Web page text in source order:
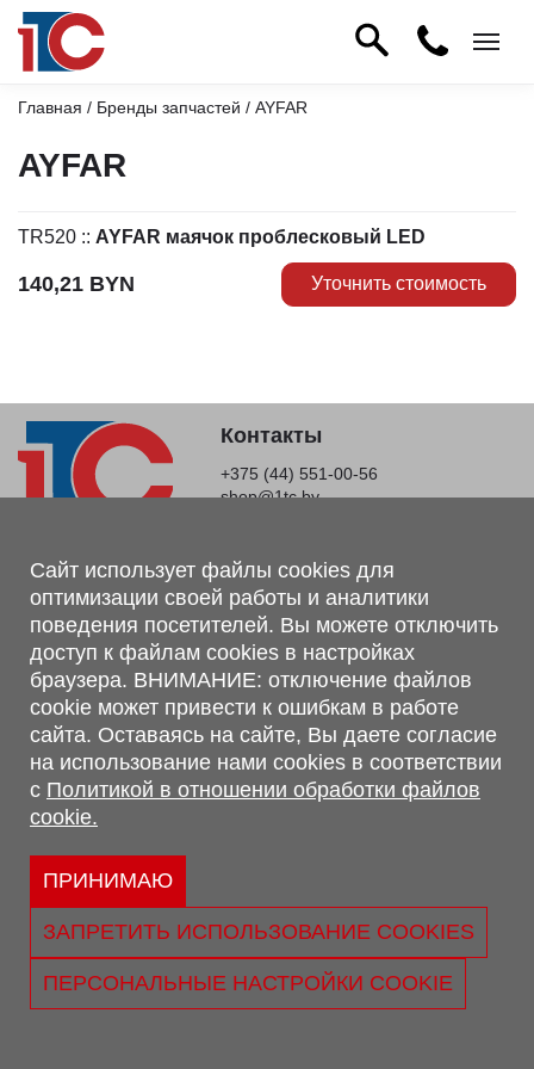
Главная / Бренды запчастей / AYFAR
AYFAR
TR520 :: AYFAR маячок проблесковый LED
140,21 BYN Уточнить стоимость
Контакты
+375 (44) 551-00-56
shop@1tc.by
Магазин, склад
г. Минск, Минский р-н, п. Привольный, ул. Мира, 20А,
223062
г. Брест, ул. Лейтенанта Рябцева, 108 В, 224701
Обращаем Ваше внимание, что вся предоставленная на сайте
информация, касающаяся комплектаций, технических
характеристик, цветовых сочетаний, а также стоимости и
сервисного обслуживания носит информационный характер и
не является публичной офертой, определяемой п.2 ст.407
Гражданского кодекса Республики Беларусь.
Политика обработки персональных данных
Политикой в отношении обработки файлов cookie.
Свидетельство о регистрации №290667530 выдано 02.02.2009
г. Администрацией Ленинского р-на г. Бреста
Сайт использует файлы cookies для
оптимизации своей работы и аналитики
поведения посетителей. Вы можете отключить
доступ к файлам cookies в настройках
браузера. ВНИМАНИЕ: отключение файлов
cookie может привести к ошибкам в работе
сайта. Оставаясь на сайте, Вы даете согласие
на использование нами cookies в соответствии
с Политикой в отношении обработки файлов
cookie.
ПРИНИМАЮ
ЗАПРЕТИТЬ ИСПОЛЬЗОВАНИЕ COOKIES
ПЕРСОНАЛЬНЫЕ НАСТРОЙКИ COOKIE